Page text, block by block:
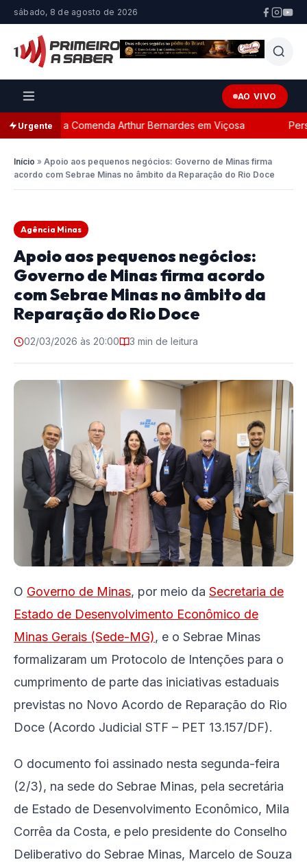
sábado, 8 de agosto de 2026
AO VIVO
Urgente
com a Comenda Arthur Bernardes em Viçosa
Início » Apoio aos pequenos negócios: Governo de Minas firma
acordo com Sebrae Minas no âmbito da Reparação do Rio Doce
Agência Minas
Apoio aos pequenos negócios:
Governo de Minas firma acordo
com Sebrae Minas no âmbito da
Reparação do Rio Doce
02/03/2026 às 20:00 3 min de leitura
O Governo de Minas, por meio da Secretaria de
Estado de Desenvolvimento Econômico de
Minas Gerais (Sede-MG), e o Sebrae Minas
formalizaram um Protocolo de Intenções para o
cumprimento de parte das iniciativas estaduais
previstas no Novo Acordo de Reparação do Rio
Doce (Acordo Judicial STF – PET 13.157/DF).
O documento foi assinado nesta segunda-feira
(2/3), na sede do Sebrae Minas, pela secretária
de Estado de Desenvolvimento Econômico, Mila
Corrêa da Costa, e pelo presidente do Conselho
Deliberativo do Sebrae Minas, Marcelo de Souza